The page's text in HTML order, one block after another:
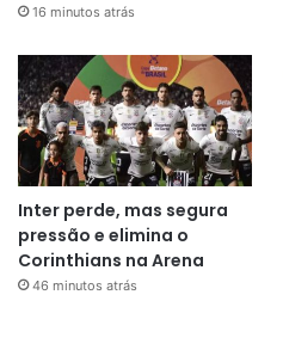
16 minutos atrás
Inter perde, mas segura
pressão e elimina o
Corinthians na Arena
46 minutos atrás